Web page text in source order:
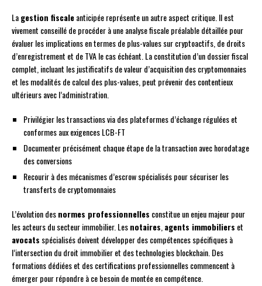
Lagestion fiscaleanticipée représente un autre aspect critique. Il est
vivement conseillé de procéder à une analyse fiscale préalable détaillée pour
évaluer les implications en termes de plus-values sur cryptoactifs, de droits
d’enregistrement et de TVA le cas échéant. La constitution d’un dossier fiscal
complet, incluant les justificatifs de valeur d’acquisition des cryptomonnaies
et les modalités de calcul des plus-values, peut prévenir des contentieux
ultérieurs avec l’administration.
Privilégier les transactions via des plateformes d’échange régulées et
conformes aux exigences LCB-FT
Documenter précisément chaque étape de la transaction avec horodatage
des conversions
Recourir à des mécanismes d’escrow spécialisés pour sécuriser les
transferts de cryptomonnaies
L’évolution desnormes professionnelles constitue un enjeu majeur pour
les acteurs du secteur immobilier. Lesnotaires agents immobiliers et
avocats spécialisés doivent développer des compétences spécifiques à
l’intersection du droit immobilier et des technologies blockchain. Des
formations dédiées et des certifications professionnelles commencent à
émerger pour répondre à ce besoin de montée en compétence.